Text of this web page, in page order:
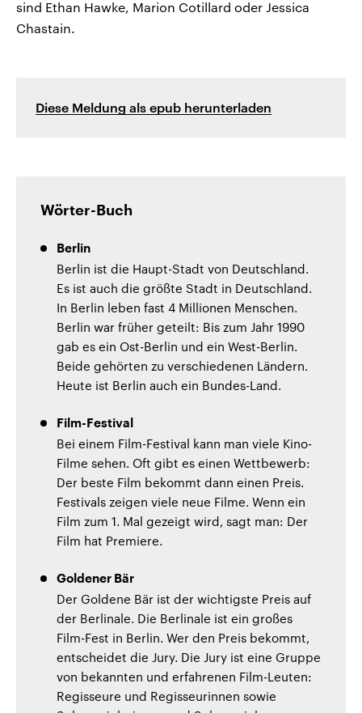
sind Ethan Hawke, Marion Cotillard oder Jessica
Chastain.
Diese Meldung als epub herunterladen
Wörter-Buch
Berlin
Berlin ist die Haupt-Stadt von Deutschland.
Es ist auch die größte Stadt in Deutschland.
In Berlin leben fast 4 Millionen Menschen.
Berlin war früher geteilt: Bis zum Jahr 1990
gab es ein Ost-Berlin und ein West-Berlin.
Beide gehörten zu verschiedenen Ländern.
Heute ist Berlin auch ein Bundes-Land.
Film-Festival
Bei einem Film-Festival kann man viele Kino-
Filme sehen. Oft gibt es einen Wettbewerb:
Der beste Film bekommt dann einen Preis.
Festivals zeigen viele neue Filme. Wenn ein
Film zum 1. Mal gezeigt wird, sagt man: Der
Film hat Premiere.
Goldener Bär
Der Goldene Bär ist der wichtigste Preis auf
der Berlinale. Die Berlinale ist ein großes
Film-Fest in Berlin. Wer den Preis bekommt,
entscheidet die Jury. Die Jury ist eine Gruppe
von bekannten und erfahrenen Film-Leuten:
Regisseure und Regisseurinnen sowie